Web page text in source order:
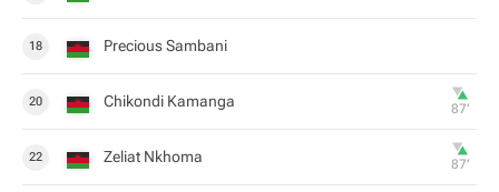
18 Precious Sambani
20 Chikondi Kamanga 87‎’‎
22 Zeliat Nkhoma 87‎’‎